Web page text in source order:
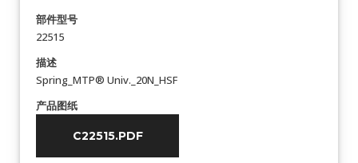
部件型号
22515
描述
Spring_MTP® Univ._20N_HSF
产品图纸
C22515.PDF